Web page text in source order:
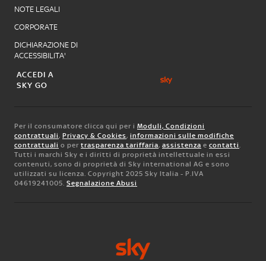
NOTE LEGALI
CORPORATE
DICHIARAZIONE DI
ACCESSIBILITA'
ACCEDI A
SKY GO
Per il consumatore clicca qui per i Moduli, Condizioni
contrattuali, Privacy & Cookies, informazioni sulle modifiche
contrattuali o per trasparenza tariffaria, assistenza e contatti.
Tutti i marchi Sky e i diritti di proprietà intellettuale in essi
contenuti, sono di proprietà di Sky international AG e sono
utilizzati su licenza. Copyright 2025 Sky Italia - P.IVA
04619241005. Segnalazione Abusi